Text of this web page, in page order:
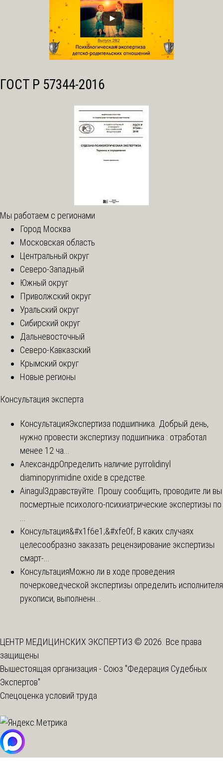
ГОСТ Р 57344-2016
Мы работаем с регионами
Город Москва
Московская область
Центральный округ
Северо-Западный
Южный округ
Приволжский округ
Уральский округ
Сибирский округ
Дальневосточный
Северо-Кавказский
Крымский округ
Новые регионы
Консультация эксперта
КонсультацияЭкспертиза подшипника. Добрый день,
нужно провести экспертизу подшипника : отработал
менее 12 ча...
АлександрОпределить наличие pyrrolidinyl
diaminopyrimidine oxide в средстве.
Ainagul Здравствуйте. Прошу сообщить, проводите ли вы
посмертные психолого-психиатрические экспертизы по
...
Консультация&#x1f6e1;&#xfe0f; В каких случаях
целесообразно заказать рецензирование экспертизы
смарт-...
КонсультацияМожно ли в ходе проведения
почерковедческой экспертизы определить исполнителя
рукописи, выполненн...
ЦЕНТР МЕДИЦИНСКИХ ЭКСПЕРТИЗ © 2026. Все права
защищены
Вышестоящая организация - Союз "Федерация Судебных
Экспертов"
Спецоценка условий труда